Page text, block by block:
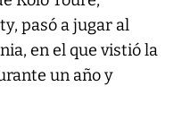
pasó a jugar al
en el que vistió la
un año y